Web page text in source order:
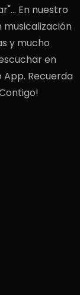
En nuestro
y mucho
en
App. Recuerda